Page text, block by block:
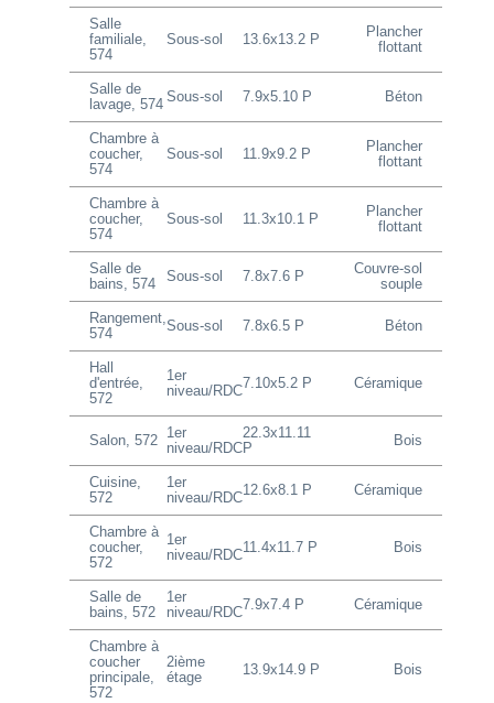
Salle
familiale,
574
Sous-sol 13.6x13.2 P
Plancher
flottant
Salle de
lavage, 574 Sous-sol 7.9x5.10 P Béton
Chambre à
coucher,
574
Sous-sol 11.9x9.2 P
Plancher
flottant
Chambre à
coucher,
574
Sous-sol 11.3x10.1 P
Plancher
flottant
Salle de
bains, 574
Sous-sol 7.8x7.6 P
Couvre-sol
souple
Rangement,
574
Sous-sol 7.8x6.5 P Béton
Hall
d'entrée,
572
1er
niveau/RDC7.10x5.2 P Céramique
Salon, 572
1er
niveau/RDC
22.3x11.11
P
Bois
Cuisine,
572
1er
niveau/RDC12.6x8.1 P Céramique
Chambre à
coucher,
572
1er
niveau/RDC11.4x11.7 P Bois
Salle de
bains, 572
1er
niveau/RDC7.9x7.4 P Céramique
Chambre à
coucher
principale,
572
2ième
étage
13.9x14.9 P Bois